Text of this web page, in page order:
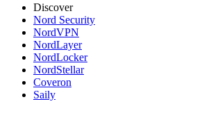
Discover
Nord Security
NordVPN
NordLayer
NordLocker
NordStellar
Coveron
Saily